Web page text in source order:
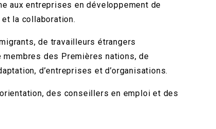
aux entreprises en développement de
la collaboration.
de travailleurs étrangers
des Premières nations, de
d’entreprises et d’organisations.
des conseillers en emploi et des